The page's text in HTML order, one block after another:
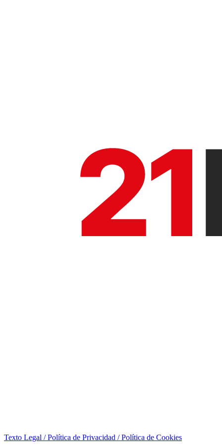
Texto Legal / Política de Privacidad / Política de Cookies